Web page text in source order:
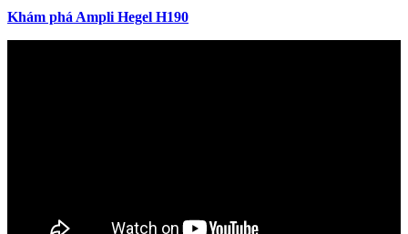
Khám phá Ampli Hegel H190